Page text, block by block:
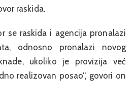
raskida.
se raskida i agencija pronalazi
odnosno pronalazi novog
ukoliko je provizija već
realizovan posao“, govori on